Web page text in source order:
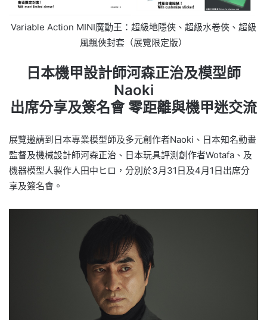
Variable Action MINI魔動王：超級地隱俠、超級水卷俠、超級
風飄俠封套（展覽限定版）
日本機甲設計師河森正治及模型師
Naoki
出席分享及簽名會 零距離與機甲迷交流
展覽邀請到日本專業模型師及多元創作者Naoki、日本知名動畫
監督及機械設計師河森正治、日本玩具評測創作者Wotafa、及
機器模型人製作人田中ヒロ，分別於3月31日及4月1日出席分
享及簽名會。